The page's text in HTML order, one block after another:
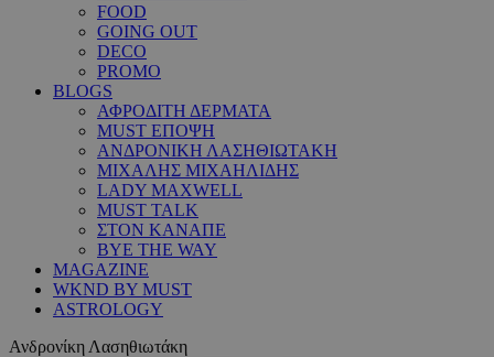
FOOD
GOING OUT
DECO
PROMO
BLOGS
ΑΦΡΟΔΙΤΗ ΔΕΡΜΑΤΑ
MUST ΕΠΟΨΗ
ΑΝΔΡΟΝΙΚΗ ΛΑΣΗΘΙΩΤΑΚΗ
ΜΙΧΑΛΗΣ ΜΙΧΑΗΛΙΔΗΣ
LADY MAXWELL
MUST TALK
ΣΤΟΝ ΚΑΝΑΠΕ
BYE THE WAY
MAGAZINE
WKND BY MUST
ASTROLOGY
Ανδρονίκη Λασηθιωτάκη